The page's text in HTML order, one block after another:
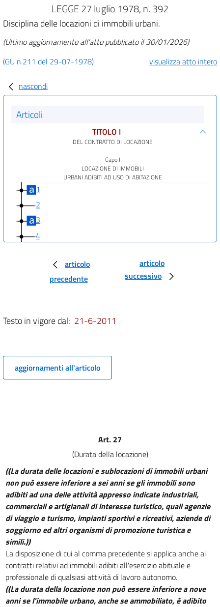
LEGGE 27 luglio 1978, n. 392
Disciplina delle locazioni di immobili urbani.
(Ultimo aggiornamento all'atto pubblicato il 30/01/2026)
(GU n.211 del 29-07-1978)
visualizza atto intero
nascondi
Articoli
TITOLO I
DEL CONTRATTO DI LOCAZIONE
Capo I
LOCAZIONE DI IMMOBILI
URBANI ADIBITI AD USO DI ABITAZIONE
1
2
3
4
10
12
13
19
20
21
22
23
25
26
Capo II
LOCAZIONE DI IMMOBILI URBANI ADIBITI AD USO DIVERSO DA QUELLO DI
articolo
precedente
articolo
successivo
Testo in vigore dal: 21-6-2011
aggiornamenti all'articolo
Art. 27
(Durata della locazione)
((La durata delle locazioni e sublocazioni di immobili urbani
non può essere inferiore a sei anni se gli immobili sono
adibiti ad una delle attività appresso indicate industriali,
commerciali e artigianali di interesse turistico, quali agenzie
di viaggio e turismo, impianti sportivi e ricreativi, aziende di
soggiorno ed altri organismi di promozione turistica e
simili.))
La disposizione di cui al comma precedente si applica anche ai
contratti relativi ad immobili adibiti all'esercizio abituale e
professionale di qualsiasi attività di lavoro autonomo.
((La durata della locazione non può essere inferiore a nove
anni se l'immobile urbano, anche se ammobiliato, è adibito